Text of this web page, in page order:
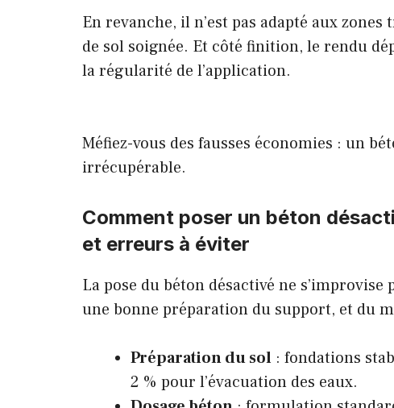
En revanche, il n’est pas adapté aux
de sol soignée. Et côté finition, le rendu
la régularité de l’application.
Méfiez-vous des fausses économies : un
irrécupérable.
Comment poser un béton
et erreurs à éviter
La pose du béton désactivé ne
une bonne préparation du support, et du
Préparation du sol : fondations
2 % pour l’évacuation des eaux.